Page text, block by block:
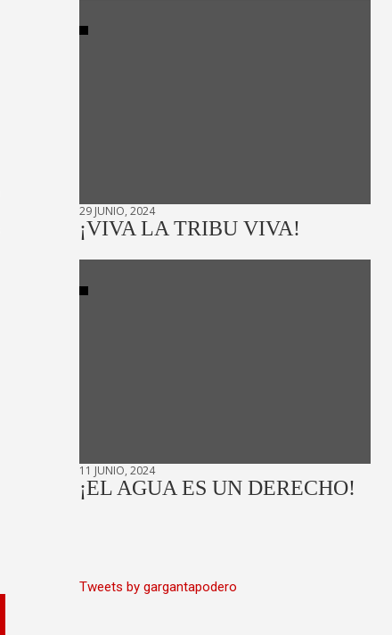
29 JUNIO, 2024
¡VIVA LA TRIBU VIVA!
11 JUNIO, 2024
¡EL AGUA ES UN DERECHO!
Tweets by gargantapodero